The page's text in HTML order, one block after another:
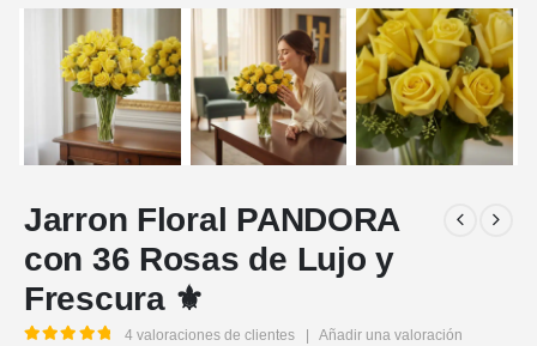
Jarron Floral PANDORA
con 36 Rosas de Lujo y
Frescura ⚜️
4 valoraciones de clientes Añadir una valoración